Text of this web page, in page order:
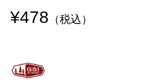
¥478 （税込）